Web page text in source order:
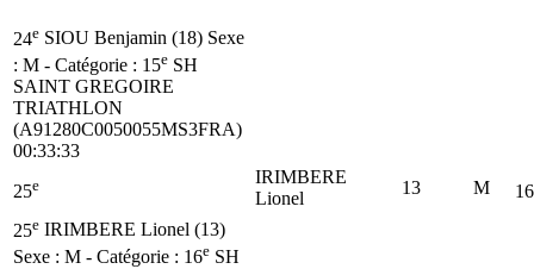
24e SIOU Benjamin (18) Sexe
: M - Catégorie : 15e SH
SAINT GREGOIRE
TRIATHLON
(A91280C0050055MS3FRA)
00:33:33
25e
IRIMBERE
Lionel
13 M
16
25e IRIMBERE Lionel (13)
Sexe : M - Catégorie : 16e SH